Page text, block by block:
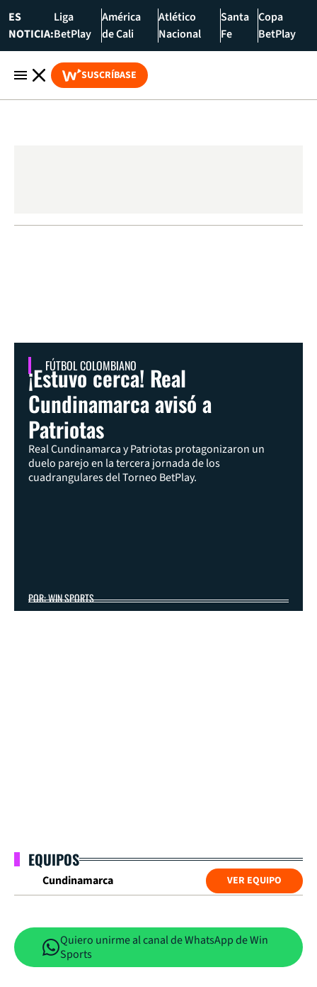
ES
NOTICIA:
Liga
BetPlay
América
de Cali
Atlético
Nacional
Santa
Fe
Copa
BetPlay
SUSCRÍBASE
FÚTBOL COLOMBIANO
¡Estuvo cerca! Real
Cundinamarca avisó a
Patriotas
Real Cundinamarca y Patriotas protagonizaron un
duelo parejo en la tercera jornada de los
cuadrangulares del Torneo BetPlay.
POR: WIN SPORTS
EQUIPOS
Cundinamarca VER EQUIPO
Quiero unirme al canal de WhatsApp de Win
Sports